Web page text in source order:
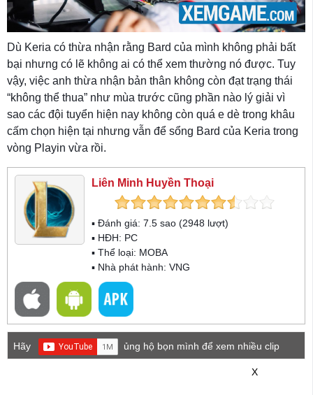
Dù Keria có thừa nhận rằng Bard của mình không phải bất
bại nhưng có lẽ không ai có thể xem thường nó được. Tuy
vậy, việc anh thừa nhận bản thân không còn đạt trạng thái
“không thể thua” như mùa trước cũng phần nào lý giải vì
sao các đội tuyển hiện nay không còn quá e dè trong khâu
cấm chọn hiện tại nhưng vẫn để sổng Bard của Keria trong
vòng Playin vừa rồi.
Liên Minh Huyền Thoại
▪ Đánh giá: 7.5 sao (2948 lượt)
▪ HĐH: PC
▪ Thể loại: MOBA
▪ Nhà phát hành: VNG
Hãy
ủng hộ bọn mình để xem nhiều clip
X